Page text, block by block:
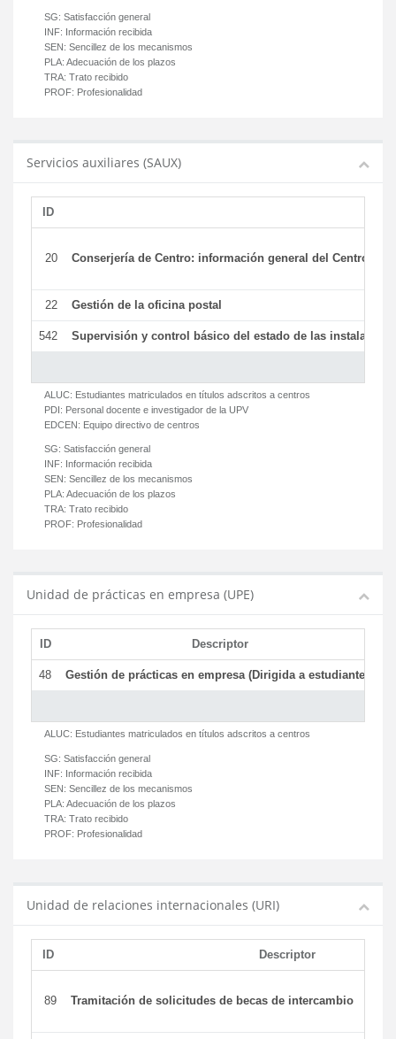
SG: Satisfacción general
INF: Información recibida
SEN: Sencillez de los mecanismos
PLA: Adecuación de los plazos
TRA: Trato recibido
PROF: Profesionalidad
Servicios auxiliares (SAUX)
ID
20 Conserjería de Centro: información general del Centro y
22 Gestión de la oficina postal
542 Supervisión y control básico del estado de las
ALUC: Estudiantes matriculados en títulos adscritos a centros
PDI: Personal docente e investigador de la UPV
EDCEN: Equipo directivo de centros
SG: Satisfacción general
INF: Información recibida
SEN: Sencillez de los mecanismos
PLA: Adecuación de los plazos
TRA: Trato recibido
PROF: Profesionalidad
Unidad de prácticas en empresa (UPE)
ID Descriptor
48 Gestión de prácticas en empresa (Dirigida a estudiantes)
ALUC: Estudiantes matriculados en títulos adscritos a centros
SG: Satisfacción general
INF: Información recibida
SEN: Sencillez de los mecanismos
PLA: Adecuación de los plazos
TRA: Trato recibido
PROF: Profesionalidad
Unidad de relaciones internacionales (URI)
ID Descriptor
89 Tramitación de solicitudes de becas de intercambio